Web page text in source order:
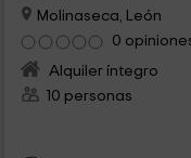
Molinaseca, León
0
Alquiler íntegro
10 personas